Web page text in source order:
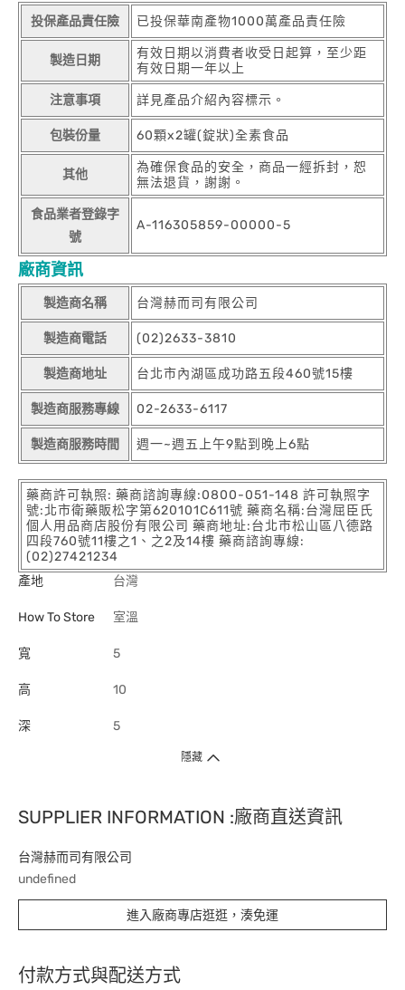
投保產品責任險 已投保華南產物1000萬產品責任險
製造日期
有效日期以消費者收受日起算，至少距
有效日期一年以上
注意事項 詳見產品介紹內容標示。
包裝份量 60顆x2罐(錠狀)全素食品
其他
為確保食品的安全，商品一經拆封，恕
無法退貨，謝謝。
食品業者登錄字
號
A-116305859-00000-5
廠商資訊
製造商名稱 台灣赫而司有限公司
製造商電話 (02)2633-3810
製造商地址 台北市內湖區成功路五段460號15樓
製造商服務專線 02-2633-6117
製造商服務時間 週一~週五上午9點到晚上6點
藥商許可執照: 藥商諮詢專線:0800-051-148 許可執照字
號:北市衛藥販松字第620101C611號 藥商名稱:台灣屈臣氏
個人用品商店股份有限公司 藥商地址:台北市松山區八德路
四段760號11樓之1、之2及14樓 藥商諮詢專線:
(02)27421234
產地
台灣
How To Store 室溫
寬 5
高 10
深 5
隱藏
SUPPLIER INFORMATION :廠商直送資訊
台灣赫而司有限公司
undefined
進入廠商專店逛逛，湊免運
付款方式與配送方式